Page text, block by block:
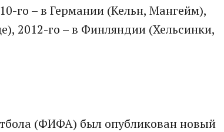
го – в Германии (Кельн, Мангейм),
2012-го – в Финляндии (Хельсинки,
(ФИФА) был опубликован новый